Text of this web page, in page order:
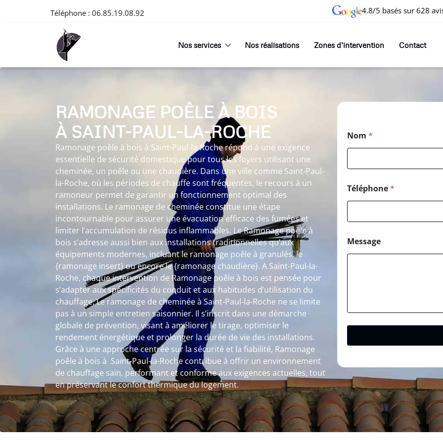
Téléphone : 06.85.19.08.92 4.8/5 basés sur 628
Nos services Nos réalisations Zones d’intervention Contact
RAMONAGE POÊLE À BOIS
À SAINT-PAUL-LA-ROCHE
Ramonage poêle à bois à Saint-Paul-la-Roche répond à une exigence
essentielle de sécurité domestique pour tous les foyers utilisant une
cheminée, un poêle ou une chaudière. Dans une ville comme Saint-Paul-
la-Roche, où les périodes de chauffe sont fréquentes, le recours à un
ramoneur permet de garantir un fonctionnement optimal des
installations. Le ramonage de cheminée constitue une étape
incontournable pour assurer une évacuation efficace des fumées et
limiter l’accumulation de résidus inflammables. Le Ramonage poêle à
bois s’adresse aussi bien aux installations traditionnelles qu’aux
équipements modernes, incluant le ramonage poêle à granulés, le
{ramonage insert} ou encore le {ramonage chaudière}. A Saint-Paul-la-
Roche, chaque intervention de Ramonage poêle à bois est pensée pour
s’adapter aux spécificités du conduit et aux habitudes d’utilisation du
chauffage. Le ramonage de cheminée à Saint-Paul-la-Roche ne se limite
pas à un simple entretien saisonnier. Il s’inscrit dans une démarche
globale de prévention, visant à améliorer le tirage, optimiser le
rendement énergétique et prolonger la durée de vie des installations.
Grâce à une approche centrée sur la sécurité et la fiabilité, Ramonage
poêle à bois à Saint-Paul-la-Roche contribue à offrir un environnement
de chauffage sain, performant et conforme aux exigences actuelles, tout
en préservant le confort thermique du logement.
Nom *
Téléphone*
Message